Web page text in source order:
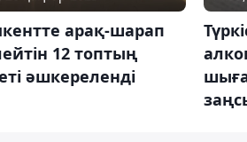
арақ-шарап
12 топтың
әшкереленді